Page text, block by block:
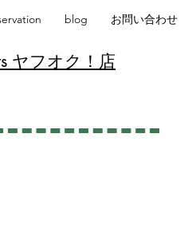
blog お問い合わせ
ヤフオク！店